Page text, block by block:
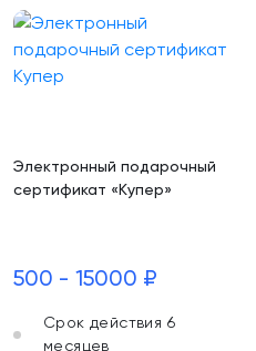
Электронный подарочный
сертификат «Купер»
500 - 15000 ₽
Срок действия 6
месяцев